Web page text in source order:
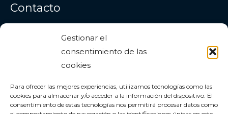
Gestionar el
consentimiento de las
cookies
Para ofrecer las mejores experiencias, utilizamos tecnologías como las
cookies para almacenar y/o acceder a la información del dispositivo. El
consentimiento de estas tecnologías nos permitirá procesar datos como
Contacto
: Estepona (Málaga)
Correo electrónico:
Facebook
Instagram
YouTube